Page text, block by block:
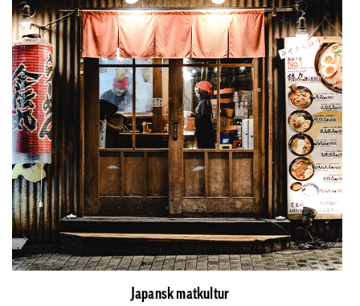
Japansk matkultur